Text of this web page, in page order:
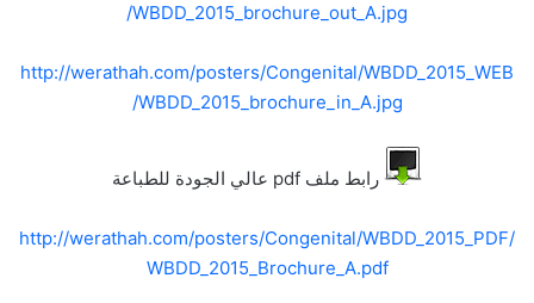
/WBDD_2015_brochure_out_A.jpg
http://werathah.com/posters/Congenital/WBDD_2015_WEB
/WBDD_2015_brochure_in_A.jpg
رابط ملف pdf عالي الجودة للطباعة
http://werathah.com/posters/Congenital/WBDD_2015_PDF/
WBDD_2015_Brochure_A.pdf